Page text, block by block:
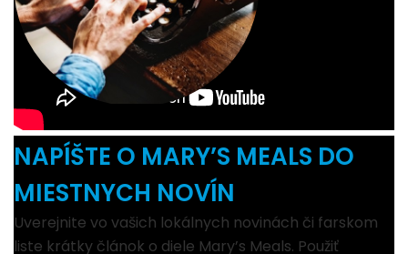
NAPÍŠTE O MARY’S MEALS DO
MIESTNYCH NOVÍN
Uverejnite vo vašich lokálnych novinách či farskom
liste krátky článok o diele Mary’s Meals. Použiť